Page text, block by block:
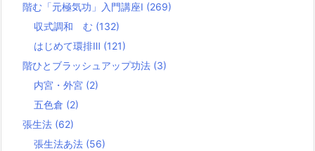
階む「元極気功」入門講座Ⅰ (269)
収式調和 む (132)
はじめて環排Ⅲ (121)
階ひとブラッシュアップ功法 (3)
内宮・外宮 (2)
五色倉 (2)
張生法 (62)
張生法あ法 (56)